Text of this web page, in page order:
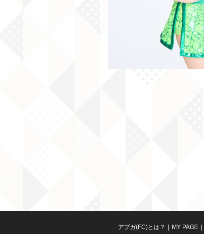
アプガ(FC)とは？ MY PAGE